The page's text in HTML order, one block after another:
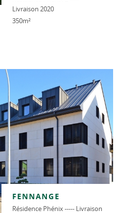
Livraison 2020
350m²
FENNANGE
Résidence Phénix ----- Livraison